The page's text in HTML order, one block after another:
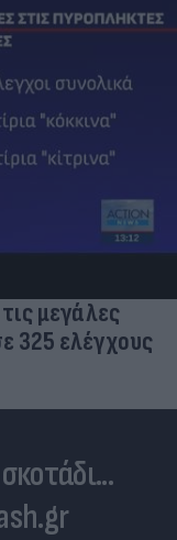
μεγάλες
325 ελέγχους